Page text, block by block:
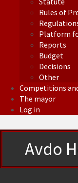
Rules of
Platform
Reports
Budget
Decisions
Other
Competitions
The mayor
Log in
Avdo